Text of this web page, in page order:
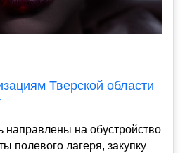
Тверской области
направлены на обустройство
полевого лагеря, закупку